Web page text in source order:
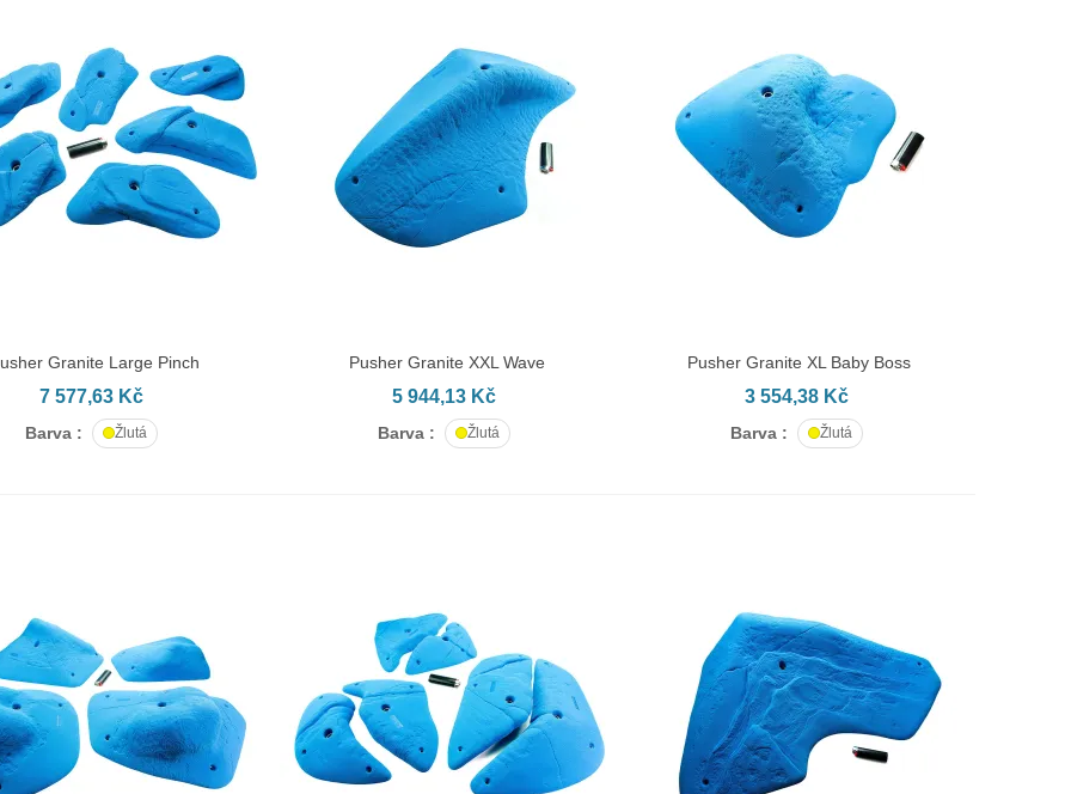
DO KOŠÍKU
Granite Large Pinch
7 577,63 Kč
Barva : Žlutá
PŘIDAT DO KOŠÍKU
Pusher Granite XXL Wave
5 944,13 Kč
Barva : Žlutá
PŘIDAT DO KOŠÍKU
Pusher Granite XL Baby Boss
3 554,38 Kč
Barva : Žlutá